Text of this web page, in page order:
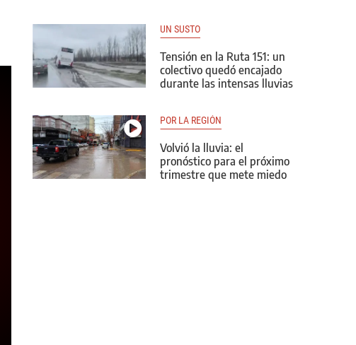
UN SUSTO
Tensión en la Ruta 151: un
colectivo quedó encajado
durante las intensas lluvias
POR LA REGIÓN
Volvió la lluvia: el
pronóstico para el próximo
trimestre que mete miedo